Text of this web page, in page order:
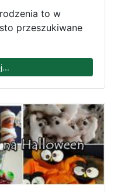
to w
przeszukiwane